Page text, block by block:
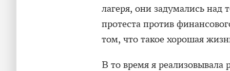
лагеря, они задумались над
протеста против
том, что такое хорошая
В то время я реализовывала